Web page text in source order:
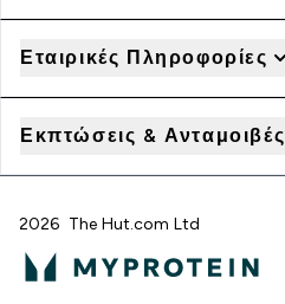
Εταιρικές Πληροφορίες
Εκπτώσεις & Ανταμοιβές
2026 The Hut.com Ltd